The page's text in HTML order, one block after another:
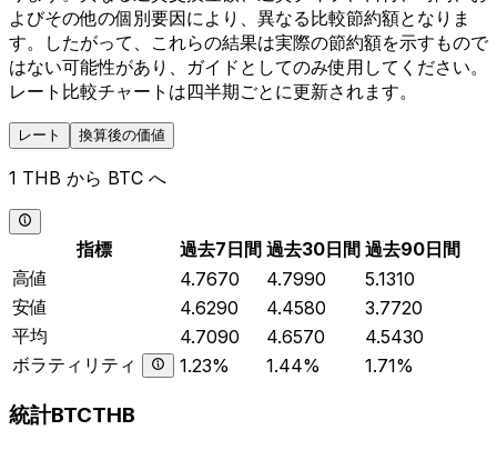
よびその他の個別要因により、異なる比較節約額となりま
す。したがって、これらの結果は実際の節約額を示すもので
はない可能性があり、ガイドとしてのみ使用してください。
レート比較チャートは四半期ごとに更新されます。
レート 換算後の価値
1 THB から BTC へ
指標 過去7日間 過去30日間 過去90日間
高値
4.7670 4.7990
5.1310
安値
4.6290 4.4580
3.7720
平均
4.7090 4.6570
4.5430
ボラティリティ
1.23% 1.44% 1.71%
統計BTCTHB